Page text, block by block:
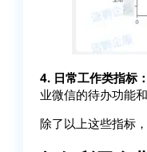
4. 日常工作类指标：
业微信的待办功能
除了以上这些指标